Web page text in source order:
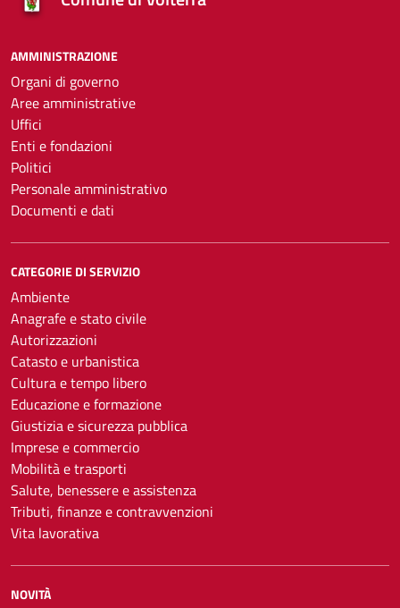
AMMINISTRAZIONE
Organi di governo
Aree amministrative
Uffici
Enti e fondazioni
Politici
Personale amministrativo
Documenti e dati
CATEGORIE DI SERVIZIO
Ambiente
Anagrafe e stato civile
Autorizzazioni
Catasto e urbanistica
Cultura e tempo libero
Educazione e formazione
Giustizia e sicurezza pubblica
Imprese e commercio
Mobilità e trasporti
Salute, benessere e assistenza
Tributi, finanze e contravvenzioni
Vita lavorativa
NOVITÀ